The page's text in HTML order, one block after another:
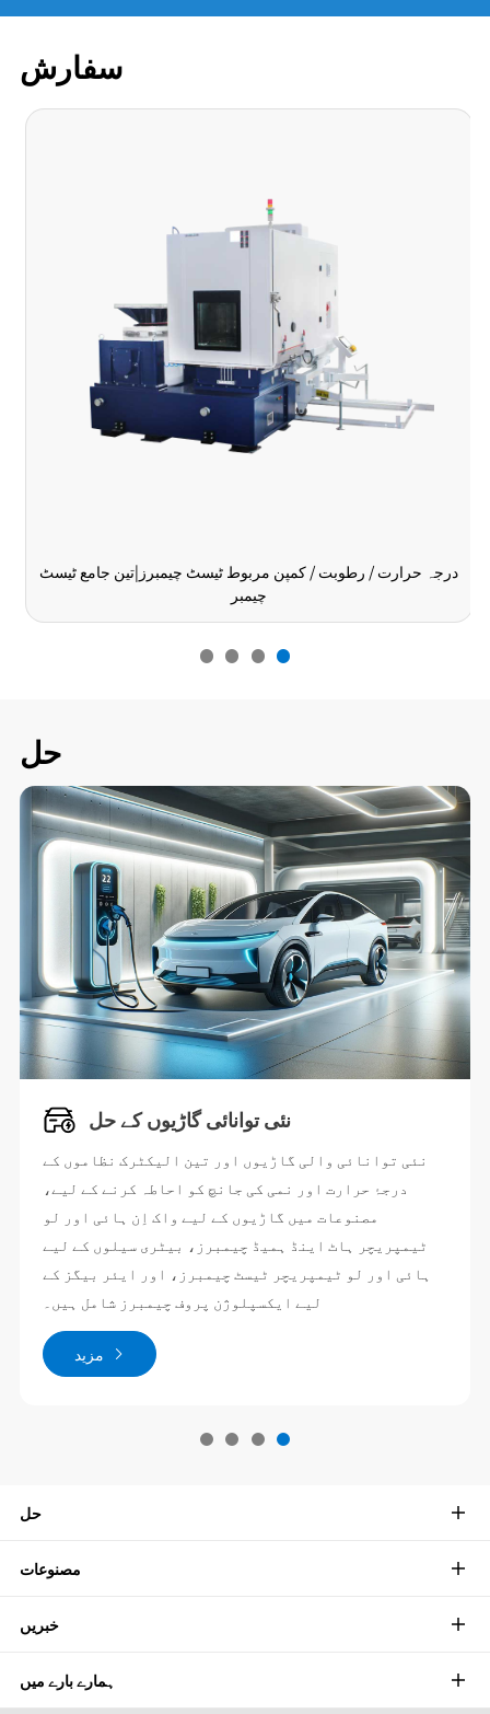
سفارش
درجہ حرارت / رطوبت / کمپن مربوط ٹیسٹ چیمبرز|تین جامع ٹیسٹ
چیمبر
حل
نئی توانائی گاڑیوں کے حل
نئی توانائی والی گاڑیوں اور تین الیکٹرک نظاموں کے
درجۂ حرارت اور نمی کی جانچ کو احاطہ کرنے کے لیے،
مصنوعات میں گاڑیوں کے لیے واک اِن ہائی اور لو
ٹیمپریچر ہاٹ اینڈ ہمیڈ چیمبرز، بیٹری سیلوں کے لیے
ہائی اور لو ٹیمپریچر ٹیسٹ چیمبرز، اور ایئر بیگز کے
لیے ایکسپلوژن پروف چیمبرز شامل ہیں۔
مزید
حل
مصنوعات
خبریں
ہمارے بارے میں